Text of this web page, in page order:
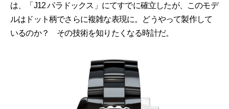
は、「J12 パラドックス」にてすでに確立したが、このモデ
ルはドット柄でさらに複雑な表現に。どうやって製作して
いるのか？ その技術を知りたくなる時計だ。